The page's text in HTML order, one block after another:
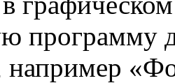
программу